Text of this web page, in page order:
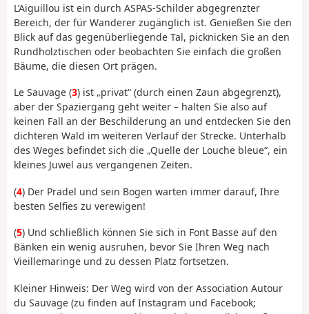
L’Aiguillou ist ein durch ASPAS-Schilder abgegrenzter
Bereich, der für Wanderer zugänglich ist. Genießen Sie den
Blick auf das gegenüberliegende Tal, picknicken Sie an den
Rundholztischen oder beobachten Sie einfach die großen
Bäume, die diesen Ort prägen.
Le Sauvage (3) ist „privat“ (durch einen Zaun abgegrenzt),
aber der Spaziergang geht weiter – halten Sie also auf
keinen Fall an der Beschilderung an und entdecken Sie den
dichteren Wald im weiteren Verlauf der Strecke. Unterhalb
des Weges befindet sich die „Quelle der Louche bleue“, ein
kleines Juwel aus vergangenen Zeiten.
(4) Der Pradel und sein Bogen warten immer darauf, Ihre
besten Selfies zu verewigen!
(5) Und schließlich können Sie sich in Font Basse auf den
Bänken ein wenig ausruhen, bevor Sie Ihren Weg nach
Vieillemaringe und zu dessen Platz fortsetzen.
Kleiner Hinweis: Der Weg wird von der Association Autour
du Sauvage (zu finden auf Instagram und Facebook;